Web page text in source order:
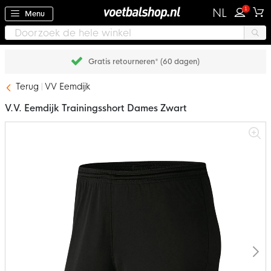
Menu NL 1
Gratis retourneren* (60 dagen)
Terug VV Eemdijk
V.V. Eemdijk Trainingsshort Dames Zwart